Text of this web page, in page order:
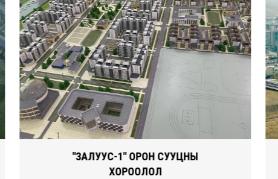
"ЗАЛУУС-1" ОРОН СУУЦНЫ
ХОРООЛОЛ